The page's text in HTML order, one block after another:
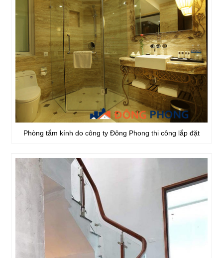
Phòng tắm kính do công ty Đông Phong thi công lắp đặt